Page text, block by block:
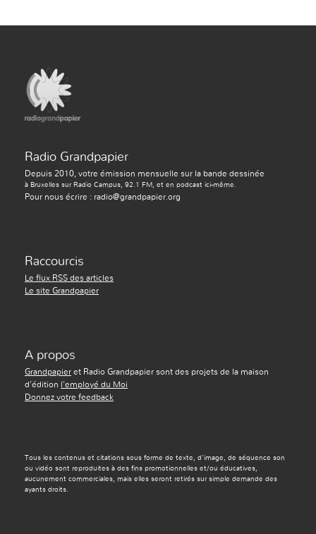
Radio Grandpapier
Depuis 2010, votre émission mensuelle sur la bande dessinée
à Bruxelles sur Radio Campus, 92.1 FM, et en podcast ici-même.
Pour nous écrire : radio@grandpapier.org
Raccourcis
Le flux RSS des articles
Le site Grandpapier
A propos
Grandpapier et Radio Grandpapier sont des projets de la maison
d'édition l'employé du Moi
Donnez votre feedback
Tous les contenus et citations sous forme de texte, d'image, de séquence son
ou vidéo sont reproduites à des fins promotionnelles et/ou éducatives,
aucunement commerciales, mais elles seront retirés sur simple demande des
ayants droits.